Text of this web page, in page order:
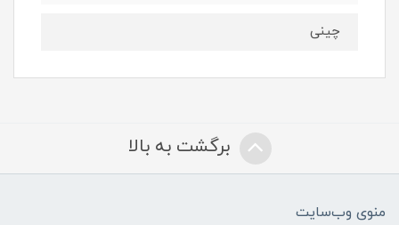
چینی
برگشت به بالا
منوی وب‌سایت